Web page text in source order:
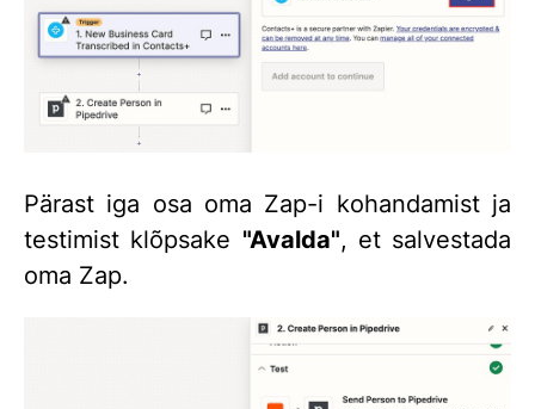
Pärast iga osa oma Zap-i kohandamist ja
testimist klõpsake "Avalda", et salvestada
oma Zap.